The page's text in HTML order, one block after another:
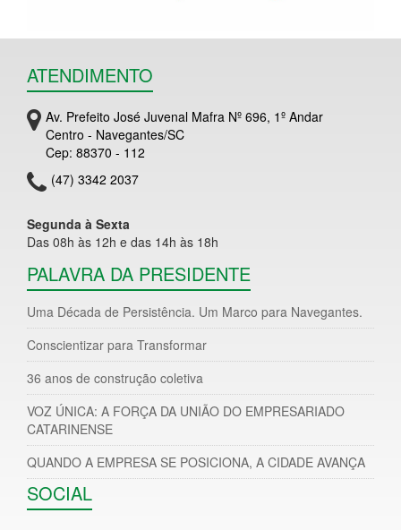
ATENDIMENTO
Av. Prefeito José Juvenal Mafra Nº 696, 1º Andar
Centro - Navegantes/SC
Cep: 88370 - 112
(47) 3342 2037
Segunda à Sexta
Das 08h às 12h e das 14h às 18h
PALAVRA DA PRESIDENTE
Uma Década de Persistência. Um Marco para Navegantes.
Conscientizar para Transformar
36 anos de construção coletiva
VOZ ÚNICA: A FORÇA DA UNIÃO DO EMPRESARIADO
CATARINENSE
QUANDO A EMPRESA SE POSICIONA, A CIDADE AVANÇA
SOCIAL